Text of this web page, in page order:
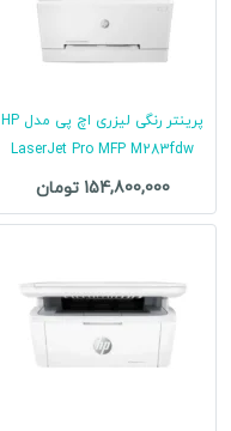
پرینتر رنگی لیزری اچ پی مدل HP
LaserJet Pro MFP M283fdw
154,800,000 تومان